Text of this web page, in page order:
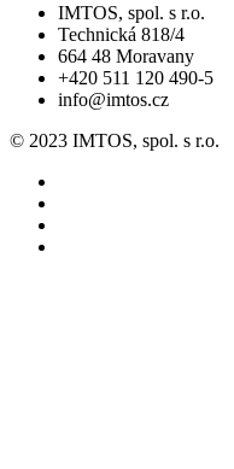
IMTOS, spol. s r.o.
Technická 818/4
664 48 Moravany
+420 511 120 490-5
info@imtos.cz
© 2023 IMTOS, spol. s r.o.